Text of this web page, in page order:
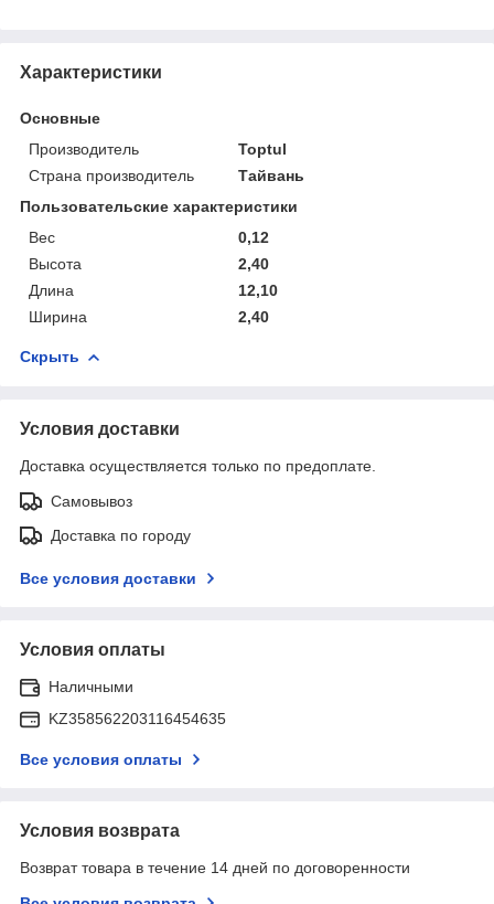
Характеристики
Основные
Производитель
Toptul
Страна производитель
Тайвань
Пользовательские характеристики
Вес
0,12
Высота
2,40
Длина
12,10
Ширина
2,40
Скрыть
Условия доставки
Доставка осуществляется только по предоплате.
Самовывоз
Доставка по городу
Все условия доставки
Условия оплаты
Наличными
KZ358562203116454635
Все условия оплаты
Условия возврата
Возврат товара в течение 14 дней по договоренности